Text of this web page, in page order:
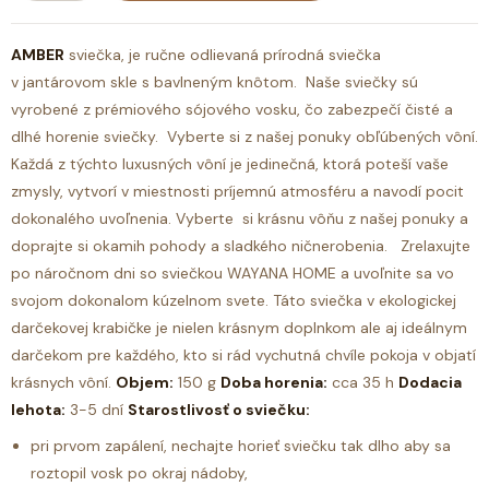
AMBER sviečka, je ručne odlievaná prírodná sviečka
v jantárovom skle s bavlneným knôtom. Naše sviečky sú
vyrobené z prémiového sójového vosku, čo zabezpečí čisté a
dlhé horenie sviečky. Vyberte si z našej ponuky obľúbených vôní.
Každá z týchto luxusných vôní je jedinečná, ktorá poteší vaše
zmysly, vytvorí v miestnosti príjemnú atmosféru a navodí pocit
dokonalého uvoľnenia. Vyberte si krásnu vôňu z našej ponuky a
doprajte si okamih pohody a sladkého ničnerobenia. Zrelaxujte
po náročnom dni so sviečkou WAYANA HOME a uvoľnite sa vo
svojom dokonalom kúzelnom svete. Táto sviečka v ekologickej
darčekovej krabičke je nielen krásnym doplnkom ale aj ideálnym
darčekom pre každého, kto si rád vychutná chvíle pokoja v objatí
krásnych vôní. Objem: 150 g Doba horenia: cca 35 h Dodacia
lehota: 3-5 dní Starostlivosť o sviečku:
pri prvom zapálení, nechajte horieť sviečku tak dlho aby sa
roztopil vosk po okraj nádoby,